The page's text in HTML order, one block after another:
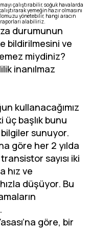
çalıştırabilir, soğuk havalarda
yemeğin hazır olmasını
yönetebilir, hangi aracın
raporları alabiliriz.
durumunun
bildirilmesini ve
miydiniz?
inanılmaz
kullanacağımız
üç başlık bunu
sunuyor.
göre her 2 yılda
sayısı iki
hız ve
düşüyor. Bu
göre, bir